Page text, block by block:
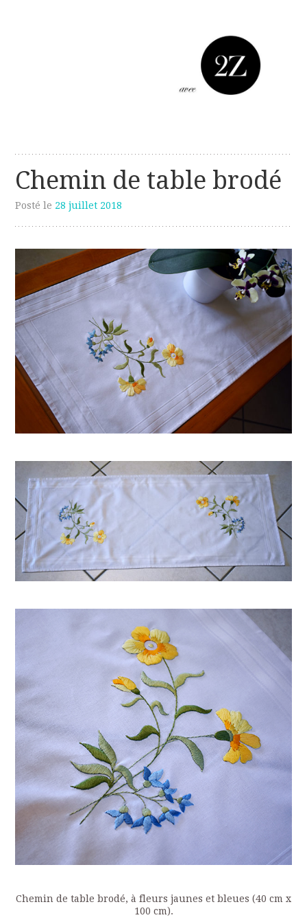
avec deux z
Chemin de table brodé
Posté le 28 juillet 2018
Chemin de table brodé, à fleurs jaunes et bleues (40 cm x
100 cm).